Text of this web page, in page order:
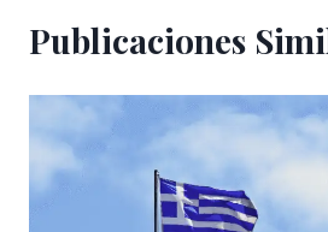
Publicaciones